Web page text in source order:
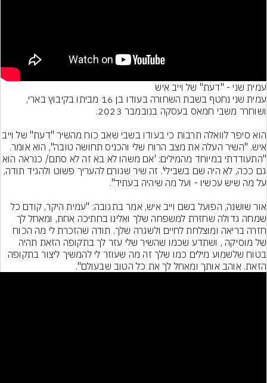
עמית שני נחטף בשבת השחורה בעודו בן 16 מביתו בקיבוץ בארי,
ושוחרר משבי חמאס בעסקה בנובמבר 2023.
הוא סיפר לוואלה תרבות כי בעודו בשבי שאב כוח מהשיר "דעת" של וייב
איש. "השיר העלה את מצב הרוח שלי והכניס תחושה טובה", הוא אומר.
"התעודדתי במיוחד מהמילים: 'אם משהו לא בא זה לא סתם/ כנראה הוא
גם ככה, לא היה שם בשבילי'. זה שיר שגורם להעריך פשוט ולהגיד תודה,
אור שושנה, הפועל בשם וייב איש, אמר בתגובה: "עמית היקר, קודם כל
חזרה בריאה ומוצלחת לחיים ולשגרה שלך. תודה שהזכרת לי מה הכוח
של מוסיקה , ושתדע שכמו שהשיר שלי עזר לך בתקופה הזאת תהיה
בטוח שלשמוע מילים כמו שלך זה מה שעוזר לי להמשיך ליצור בתקופה
כל הטוב שבעולם".